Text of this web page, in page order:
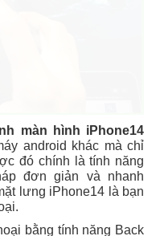
màn hình iPhone14
android khác mà chỉ
đó chính là tính năng
đơn giản và nhanh
lưng iPhone14 là bạn
bằng tính năng Back